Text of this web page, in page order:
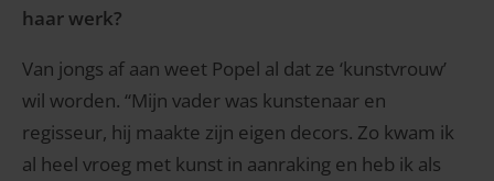
haar werk?
Van jongs af aan weet Popel al dat ze ‘kunstvrouw’
wil worden. “Mijn vader was kunstenaar en
regisseur, hij maakte zijn eigen decors. Zo kwam ik
al heel vroeg met kunst in aanraking en heb ik als